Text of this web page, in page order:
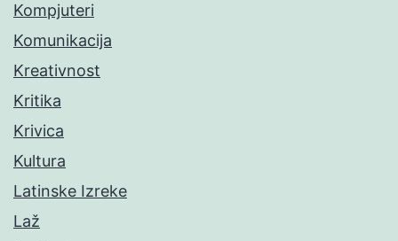
Kompjuteri
Komunikacija
Kreativnost
Kritika
Krivica
Kultura
Latinske Izreke
Laž